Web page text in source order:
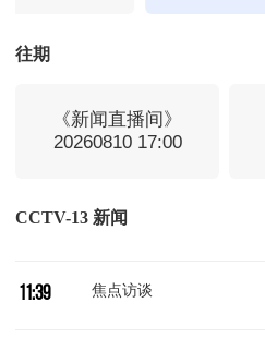
往期
《新闻直播间》
20260810 17:00
CCTV-13 新闻
新闻直播间
新闻联播
11:32 天气预报
11:39 焦点访谈